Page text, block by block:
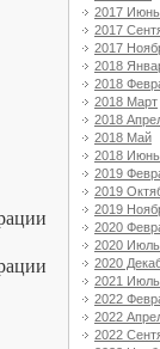
2017 Июнь
2017
2017
2018
2018
2018 Март
2018
2018 Май
2018 Июнь
2019
2019
2019
2020
2020 Июль
2020
2021 Июль
2022
2022
2022